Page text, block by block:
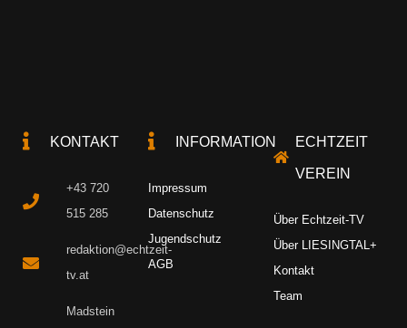
KONTAKT
+43 720
515 285
redaktion@echtzeit-
tv.at
Madstein
INFORMATION
Impressum
Datenschutz
Jugendschutz
AGB
ECHTZEIT
VEREIN
Über Echtzeit-TV
Über LIESINGTAL+
Kontakt
Team